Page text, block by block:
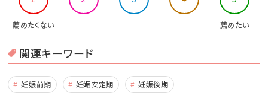
薦めたくない 薦めたい
関連キーワード
妊娠前期 妊娠安定期 妊娠後期